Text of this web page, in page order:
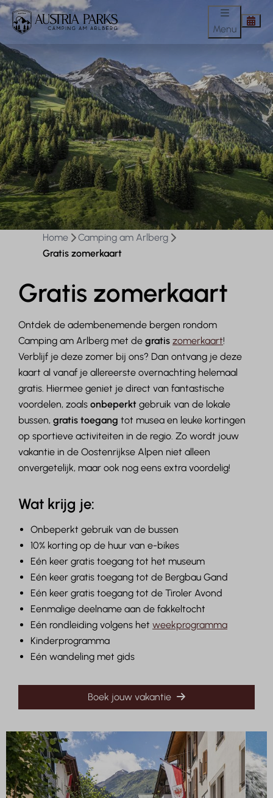
Menu
Home
Camping am Arlberg
Gratis zomerkaart
Gratis zomerkaart
Ontdek de adembenemende bergen rondom
Camping am Arlberg met degratis zomerkaart!
Verblijf je deze zomer bij ons? Dan ontvang je deze
kaart al vanaf je allereerste overnachting helemaal
gratis. Hiermee geniet je direct van fantastische
voordelen, zoalsonbeperktgebruik van de lokale
bussen,gratis toegang tot musea en leuke kortingen
op sportieve activiteiten in de regio. Zo wordt jouw
vakantie in de Oostenrijkse Alpen niet alleen
onvergetelijk, maar ook nog eens extra voordelig!
Wat krijg je:
Onbeperkt gebruik van de bussen
10% korting op de huur van e-bikes
Eén keer gratis toegang tot het museum
Eén keer gratis toegang tot de Bergbau Gand
Eén keer gratis toegang tot de Tiroler Avond
Eenmalige deelname aan de fakkeltocht
Eén rondleiding volgens hetweekprogramma
Kinderprogramma
Eén wandeling met gids
Boek jouw vakantie